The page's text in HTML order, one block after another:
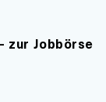
zur Jobbörse